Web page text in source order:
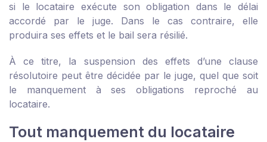
si le locataire exécute son obligation dans le délai
accordé par le juge. Dans le cas contraire, elle
produira ses effets et le bail sera résilié.
À ce titre, la suspension des effets d’une clause
résolutoire peut être décidée par le juge, quel que soit
le manquement à ses obligations reproché au
locataire.
Tout manquement du locataire